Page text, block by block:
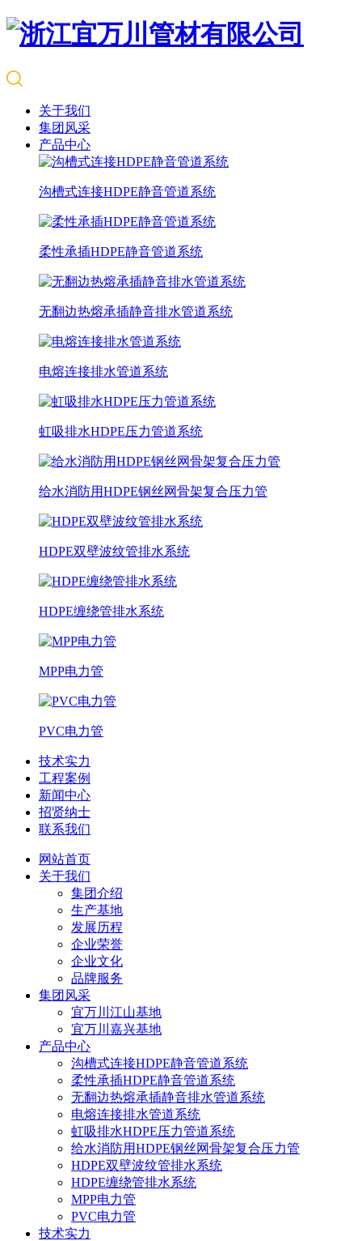
关于我们
集团风采
产品中心
沟槽式连接HDPE静音管道系统
柔性承插HDPE静音管道系统
无翻边热熔承插静音排水管道系统
电熔连接排水管道系统
虹吸排水HDPE压力管道系统
给水消防用HDPE钢丝网骨架复合压力管
HDPE双壁波纹管排水系统
HDPE缠绕管排水系统
MPP电力管
PVC电力管
技术实力
工程案例
新闻中心
招贤纳士
联系我们
网站首页
关于我们
集团介绍
生产基地
发展历程
企业荣誉
企业文化
品牌服务
集团风采
宜万川江山基地
宜万川嘉兴基地
产品中心
沟槽式连接HDPE静音管道系统
柔性承插HDPE静音管道系统
无翻边热熔承插静音排水管道系统
电熔连接排水管道系统
虹吸排水HDPE压力管道系统
给水消防用HDPE钢丝网骨架复合压力管
HDPE双壁波纹管排水系统
HDPE缠绕管排水系统
MPP电力管
PVC电力管
技术实力